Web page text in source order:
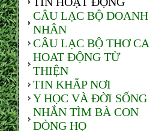
CÂU LẠC BỘ DOANH
NHÂN
CÂU LẠC BỘ THƠ CA
HOAT ĐỘNG TỪ
THIỆN
TIN KHẮP NƠI
Y HỌC VÀ ĐỜI SỐNG
NHẮN TÌM BÀ CON
DÒNG HỌ